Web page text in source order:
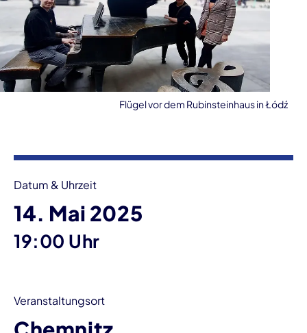
Flügel vor dem Rubinsteinhaus in Łódź
Datum & Uhrzeit
14. Mai 2025
19:00 Uhr
Veranstaltungsort